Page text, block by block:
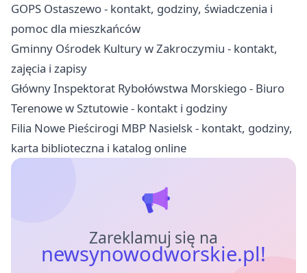
GOPS Ostaszewo - kontakt, godziny, świadczenia i
pomoc dla mieszkańców
Gminny Ośrodek Kultury w Zakroczymiu - kontakt,
zajęcia i zapisy
Główny Inspektorat Rybołówstwa Morskiego - Biuro
Terenowe w Sztutowie - kontakt i godziny
Filia Nowe Pieścirogi MBP Nasielsk - kontakt, godziny,
karta biblioteczna i katalog online
Zareklamuj się na
newsynowodworskie.pl!